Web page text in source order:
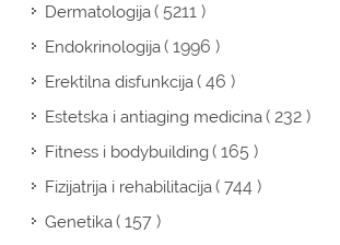
Dermatologija( 5211 )
Endokrinologija( 1996 )
Erektilna disfunkcija( 46 )
Estetska i antiaging medicina( 232 )
Fitness i bodybuilding( 165 )
Fizijatrija i rehabilitacija( 744 )
Genetika( 157 )